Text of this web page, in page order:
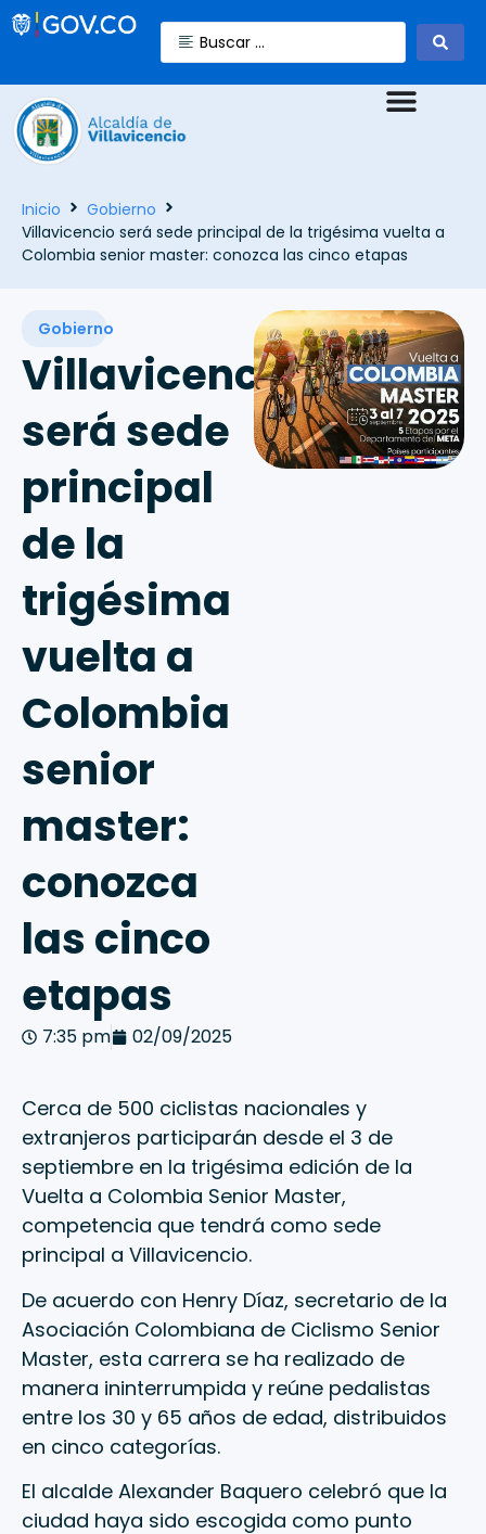
Inicio
Gobierno
Villavicencio será sede principal de la trigésima vuelta a
Colombia senior master: conozca las cinco etapas
Gobierno
Villavicencio
será sede
principal
de la
trigésima
vuelta a
Colombia
senior
master:
conozca
las cinco
etapas
7:35 pm 02/09/2025
Cerca de 500 ciclistas nacionales y
extranjeros participarán desde el 3 de
septiembre en la trigésima edición de la
Vuelta a Colombia Senior Master,
competencia que tendrá como sede
principal a Villavicencio.
De acuerdo con Henry Díaz, secretario de la
Asociación Colombiana de Ciclismo Senior
Master, esta carrera se ha realizado de
manera ininterrumpida y reúne pedalistas
entre los 30 y 65 años de edad, distribuidos
en cinco categorías.
El alcalde Alexander Baquero celebró que la
ciudad haya sido escogida como punto